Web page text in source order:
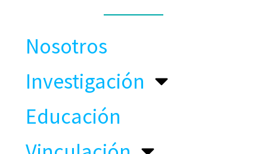
Nosotros
Investigación
Educación